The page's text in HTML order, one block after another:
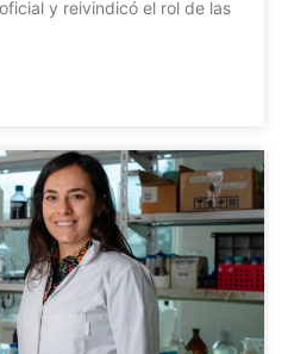
y reivindicó el rol de las